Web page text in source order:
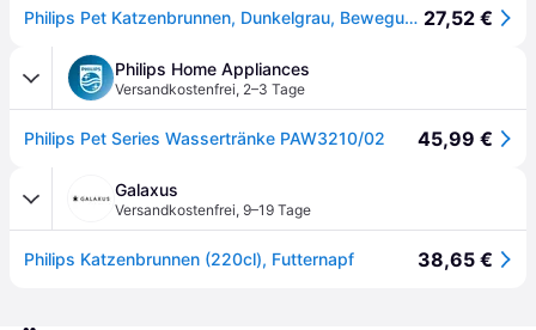
Philips Pet Katzenbrunnen, Dunkelgrau, Bewegungsaktivierung 27,52 €
Philips Home Appliances
Versandkostenfrei, 2–3 Tage
Philips Pet Series Wassertränke PAW3210/02 45,99 €
Galaxus
Versandkostenfrei, 9–19 Tage
Philips Katzenbrunnen (220cl), Futternapf 38,65 €